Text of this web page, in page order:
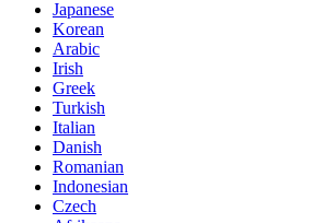
Japanese
Korean
Arabic
Irish
Greek
Turkish
Italian
Danish
Romanian
Indonesian
Czech